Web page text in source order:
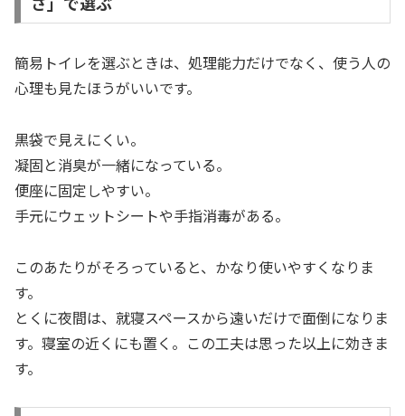
簡易トイレを選ぶときは、処理能力だけでなく、使う人の
心理も見たほうがいいです。
黒袋で見えにくい。
凝固と消臭が一緒になっている。
便座に固定しやすい。
手元にウェットシートや手指消毒がある。
このあたりがそろっていると、かなり使いやすくなりま
す。
とくに夜間は、就寝スペースから遠いだけで面倒になりま
す。寝室の近くにも置く。この工夫は思った以上に効きま
す。